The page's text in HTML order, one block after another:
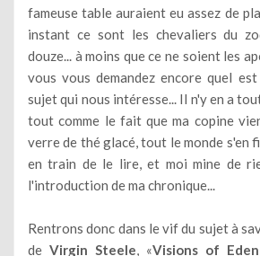
fameuse table auraient eu assez de
instant ce sont les chevaliers du
douze... à moins que ce ne soient les
vous vous demandez encore quel
sujet qui nous intéresse... Il n'y en a
tout comme le fait que ma copine
verre de thé glacé, tout le monde s'en
en train de le lire, et moi mine de
l'introduction de ma chronique...
Rentrons donc dans le vif du sujet à
de Virgin Steele, «Visions of Eden